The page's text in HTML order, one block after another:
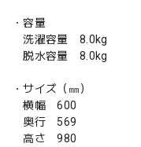
・容量
洗濯容量 8.0kg
脱水容量 8.0kg
・サイズ（㎜）
横幅 600
奥行 569
高さ 980